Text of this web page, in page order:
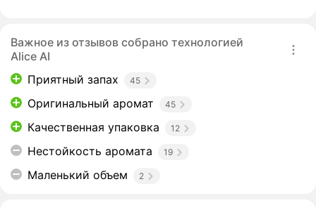
Важное из отзывов собрано технологией
Alice AI
Приятный запах
45
Оригинальный аромат 45
Качественная упаковка 12
Нестойкость аромата 19
Маленький объем 2